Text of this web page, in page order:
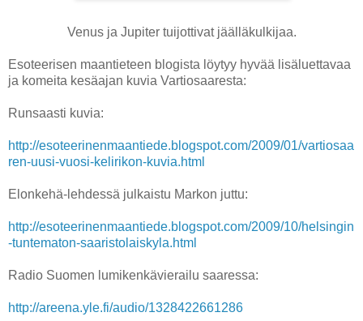
Venus ja Jupiter tuijottivat jäälläkulkijaa.
Esoteerisen maantieteen blogista löytyy hyvää lisäluettavaa
ja komeita kesäajan kuvia Vartiosaaresta:
Runsaasti kuvia:
http://esoteerinenmaantiede.blogspot.com/2009/01/vartiosaa
ren-uusi-vuosi-kelirikon-kuvia.html
Elonkehä-lehdessä julkaistu Markon juttu:
http://esoteerinenmaantiede.blogspot.com/2009/10/helsingin
-tuntematon-saaristolaiskyla.html
Radio Suomen lumikenkävierailu saaressa:
http://areena.yle.fi/audio/1328422661286